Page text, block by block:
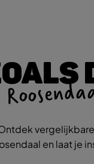
en laat je